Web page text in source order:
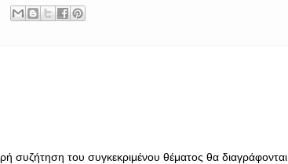
συζήτηση του συγκεκριμένου θέματος θα διαγράφονται.